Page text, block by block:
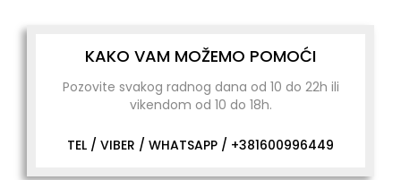
KAKO VAM MOŽEMO POMOĆI
Pozovite svakog radnog dana od 10 do 22h ili
vikendom od 10 do 18h.
TEL / VIBER / WHATSAPP / +381600996449